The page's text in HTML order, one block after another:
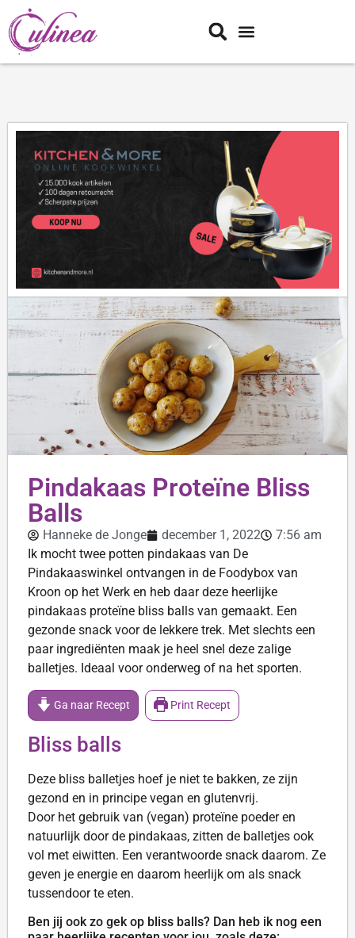
Pindakaas Proteïne Bliss
Balls
Hanneke de Jonge december 1, 2022
7:56 am
Ik mocht twee potten pindakaas van De
Pindakaaswinkel ontvangen in de Foodybox van
Kroon op het Werk en heb daar deze heerlijke
pindakaas proteïne bliss balls van gemaakt. Een
gezonde snack voor de lekkere trek. Met slechts een
paar ingrediënten maak je heel snel deze zalige
balletjes. Ideaal voor onderweg of na het sporten.
Ga naar Recept Print Recept
Bliss balls
Deze bliss balletjes hoef je niet te bakken, ze zijn
gezond en in principe vegan en glutenvrij.
Door het gebruik van (vegan) proteïne poeder en
natuurlijk door de pindakaas, zitten de balletjes ook
vol met eiwitten. Een verantwoorde snack daarom. Ze
geven je energie en daarom heerlijk om als snack
tussendoor te eten.
Ben jij ook zo gek op bliss balls? Dan heb ik nog een